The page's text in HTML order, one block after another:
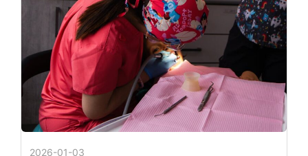
2026-01-03